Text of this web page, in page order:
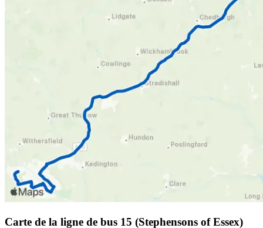
Carte de la ligne de bus 15 (Stephensons of Essex)